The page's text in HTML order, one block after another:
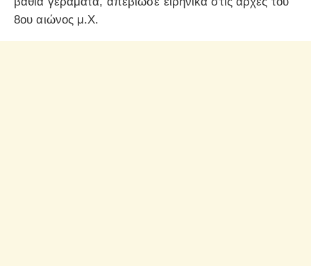
8ου αιώνος μ.Χ.